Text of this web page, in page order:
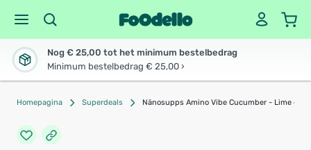
Nog € 25,00 tot het minimum bestelbedrag
Minimum bestelbedrag € 25,00 ›
Homepagina Superdeals Nänosupps Amino Vibe Cucumber - Lime